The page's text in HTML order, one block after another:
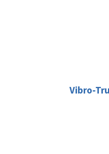
Vibro-